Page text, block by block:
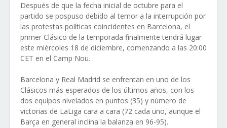
Después de que la fecha inicial de octubre para el
partido se pospuso debido al temor a la interrupción por
las protestas políticas coincidentes en Barcelona, ​​el
primer Clásico de la temporada finalmente tendrá lugar
este miércoles 18 de diciembre, comenzando a las 20:00
CET en el Camp Nou.
Barcelona y Real Madrid se enfrentan en uno de los
Clásicos más esperados de los últimos años, con los
dos equipos nivelados en puntos (35) y número de
victorias de LaLiga cara a cara (72 cada uno, aunque el
Barça en general inclina la balanza en 96-95).